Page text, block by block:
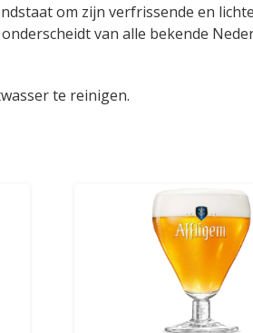
om zijn verfrissende en
van alle bekende
te reinigen.